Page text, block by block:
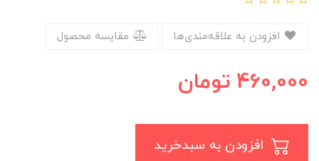
مقایسه محصول
460,000 تومان